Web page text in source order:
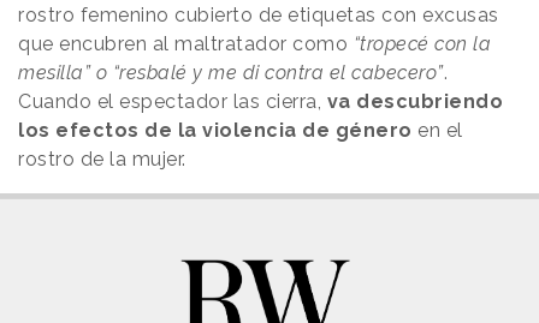
rostro femenino cubierto de etiquetas con excusas
que encubren al maltratador como “tropecé con la
mesilla” o “resbalé y me di contra el cabecero”.
Cuando el espectador las cierra, va descubriendo
los efectos de la violencia de género en el
rostro de la mujer.